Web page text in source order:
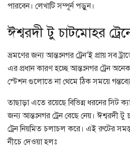
পারবেন। লেখাটি সম্পূর্ন পড়ুন।
ঈশ্বরদী টু চাটমোহর
ভ্রমণের জন্য আন্তঃনগর ট্রেন’ই প্রায় সব
এর প্রধান কারণ হচ্ছে আন্তঃনগর ট্রেন
স্টেশন গুলোতে না থেমে ঠিক সময়ে
তাছাড়া এতে রয়েছে বিভিন্ন ধরনের সিট
জন্য আন্তঃনগর ট্রেন বেছে নেয়। ঈশ্বরদী
ট্রেন নিয়মিত চলাচল করে। এই রুটের
নীচে দেওয়া হলঃ